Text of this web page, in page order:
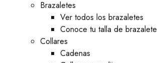
Brazaletes
Ver todos los brazaletes
Conoce tu talla de brazalete
Collares
Cadenas